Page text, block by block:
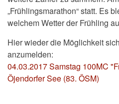
„Frühlingsmarathon“ statt. Es
welchem Wetter der Frühling
Hier wieder die Möglichkeit
anzumelden:
04.03.2017 Samstag 100MC
Öjendorfer See (83. ÖSM)